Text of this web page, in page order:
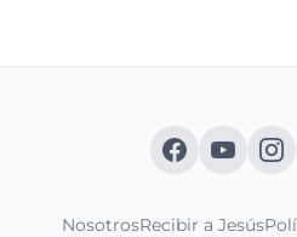
NosotrosRecibir a Jesús